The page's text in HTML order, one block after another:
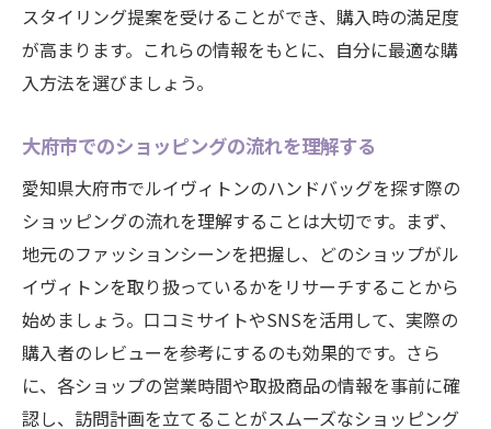
スタイリング提案を受けることができ、購入時の満足度
が高まります。これらの情報をもとに、自分に最適な購
入方法を選びましょう。
大府市でのショッピングの流れを理解する
愛知県大府市でルイヴィトンのハンドバッグを探す際の
ショッピングの流れを理解することは大切です。まず、
地元のファッションシーンを把握し、どのショップがル
イヴィトンを取り扱っているかをリサーチすることから
始めましょう。口コミサイトやSNSを活用して、実際の
購入者のレビューを参考にするのも効果的です。さら
に、各ショップの営業時間や取扱商品の情報を事前に確
認し、訪問計画を立てることがスムーズなショッピング